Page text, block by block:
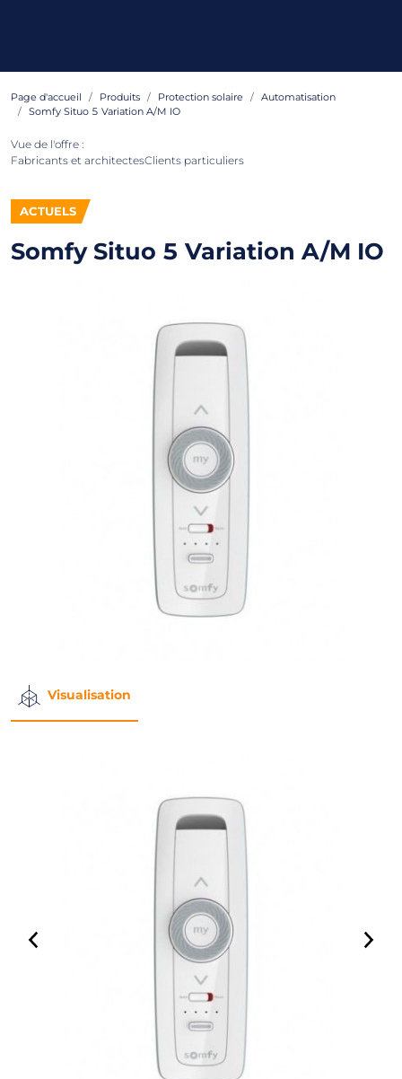
Page d'accueil Produits Protection solaire
Automatisation
Somfy Situo 5 Variation A/M IO
Vue de l'offre :
Fabricants et architectesClients particuliers
ACTUELS
Somfy Situo 5 Variation A/M IO
Visualisation